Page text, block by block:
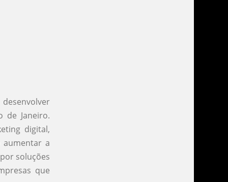
de Janeiro.
digital,
aumentar a
soluções
que